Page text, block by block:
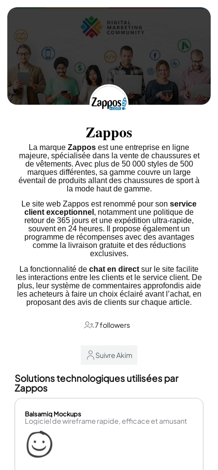
Zappos
La marque Zappos est une entreprise en ligne
majeure, spécialisée dans la vente de chaussures et
de vêtements. Avec plus de 50 000 styles de 500
marques différentes, sa gamme couvre un large
éventail de produits allant des chaussures de sport à
la mode haut de gamme.
Le site web Zappos est renommé pour son service
client exceptionnel , notamment une politique de
retour de 365 jours et une expédition ultra-rapide,
souvent en 24 heures. Il propose également un
programme de récompenses avec des avantages
comme la livraison gratuite et des réductions
exclusives.
La fonctionnalité de chat en direct sur le site facilite
les interactions entre les clients et le service client. De
plus, leur système de commentaires approfondis aide
les acheteurs à faire un choix éclairé avant l’achat, en
proposant des avis de clients sur chaque article.
7 followers
Suivre Akim
Solutions technologiques utilisées par
Zappos
Balsamiq Mockups
Logiciel de wireframe rapide, efficace et amusant